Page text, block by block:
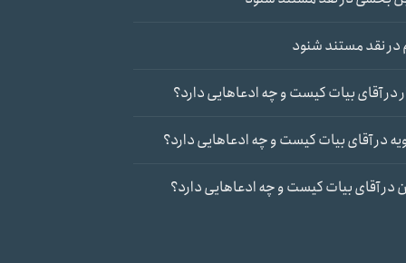
درنقد مستند شنود
درآقای بیات کیست و چه ادعاهایی دارد؟
درآقای بیات کیست و چه ادعاهایی دارد؟
درآقای بیات کیست و چه ادعاهایی دارد؟